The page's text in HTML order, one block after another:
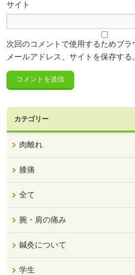
サイト
次回のコメントで使用するためブラ
メールアドレス、サイトを保存する
カテゴリー
肉離れ
膝痛
全て
腕・肩の痛み
鍼灸について
学生